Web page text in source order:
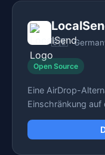
🇩🇪
Open Source
Eine AirDrop-
Einschränkung